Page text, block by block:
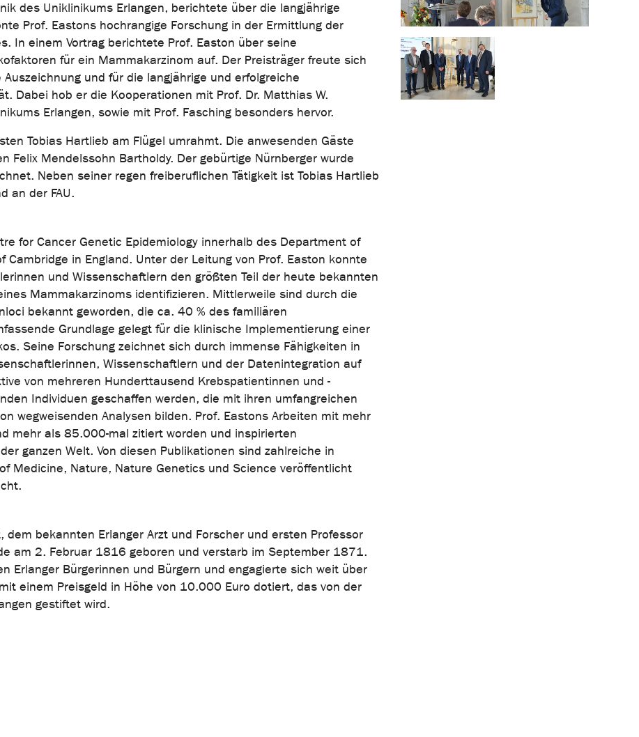
des Uniklinikums Erlangen, berichtete über die langjährige
Prof. Eastons hochrangige Forschung in der Ermittlung der
In einem Vortrag berichtete Prof. Easton über seine
für ein Mammakarzinom auf. Der Preisträger freute sich
und für die langjährige und erfolgreiche
Dabei hob er die Kooperationen mit Prof. Dr. Matthias W.
Erlangen, sowie mit Prof. Fasching besonders hervor.
Tobias Hartlieb am Flügel umrahmt. Die anwesenden Gäste
Felix Mendelssohn Bartholdy. Der gebürtige Nürnberger wurde
Neben seiner regen freiberuflichen Tätigkeit ist Tobias Hartlieb
an der FAU.
for Cancer Genetic Epidemiology innerhalb des Department of
Cambridge in England. Unter der Leitung von Prof. Easton konnte
und Wissenschaftlern den größten Teil der heute bekannten
Mammakarzinoms identifizieren. Mittlerweile sind durch die
bekannt geworden, die ca. 40 % des familiären
Grundlage gelegt für die klinische Implementierung einer
Seine Forschung zeichnet sich durch immense Fähigkeiten in
Wissenschaftlern und der Datenintegration auf
von mehreren Hunderttausend Krebspatientinnen und -
Individuen geschaffen werden, die mit ihren umfangreichen
wegweisenden Analysen bilden. Prof. Eastons Arbeiten mit mehr
mehr als 85.000-mal zitiert worden und inspirierten
ganzen Welt. Von diesen Publikationen sind zahlreiche in
Medicine, Nature, Nature Genetics und Science veröffentlicht
bekannten Erlanger Arzt und Forscher und ersten Professor
am 2. Februar 1816 geboren und verstarb im September 1871.
Erlanger Bürgerinnen und Bürgern und engagierte sich weit über
einem Preisgeld in Höhe von 10.000 Euro dotiert, das von der
gestiftet wird.